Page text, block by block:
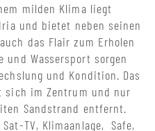
milden Klima liegt
und bietet neben seinen
das Flair zum Erholen
und Wassersport sorgen
und Kondition. Das
sich im Zentrum und nur
Sandstrand entfernt.
TV, Klimaanlage, Safe,